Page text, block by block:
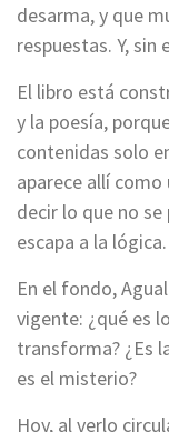
desarma, y que
respuestas. Y, sin
El libro está
y la poesía,
contenidas solo
aparece allí
decir lo que no
escapa a la lógica.
En el fondo,
vigente: ¿qué es
transforma? ¿Es
es el misterio?
Hoy, al verlo